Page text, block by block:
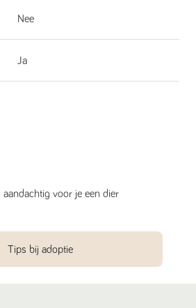
Nee
Ja
aandachtig voor je een dier
Tips bij adoptie